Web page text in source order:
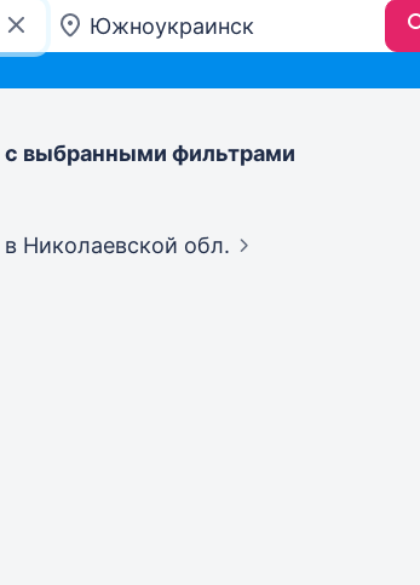
с выбранными фильтрами
в Николаевской обл.